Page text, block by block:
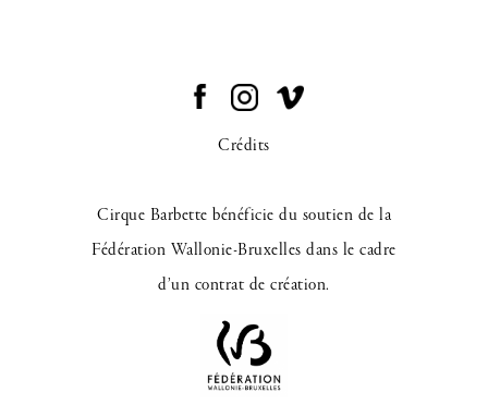
Crédits
Cirque Barbette bénéficie du soutien de la
Fédération Wallonie-Bruxelles dans le cadre
d’un contrat de création.